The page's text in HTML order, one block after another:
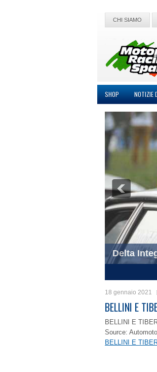
CHI SIAMO
SHOP NOTIZIE
Delta
18 gennaio 2021
BELLINI E
BELLINI E
Source:
BELLINI E